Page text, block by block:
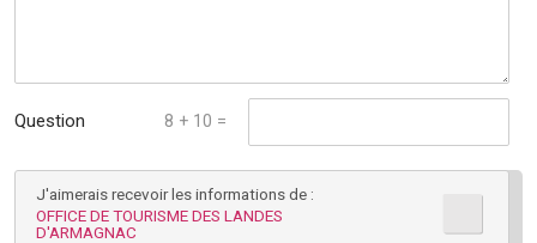
Question
mathématique :
8 + 10 =
J'aimerais recevoir les informations de :
OFFICE DE TOURISME DES LANDES
D'ARMAGNAC